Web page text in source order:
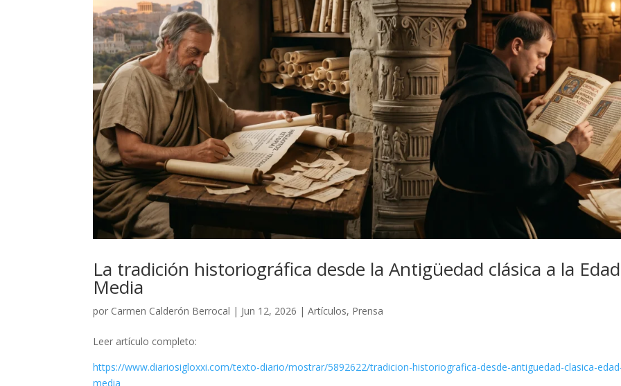
La tradición historiográfica desde la Antigüedad clásica a la Edad
Media
por Carmen Calderón Berrocal | Jun 12, 2026 |Artículos, Prensa
Leer artículo completo:
https://www.diariosigloxxi.com/texto-diario/mostrar/5892622/tradicion-historiografica-desde-antiguedad-clasica-
media